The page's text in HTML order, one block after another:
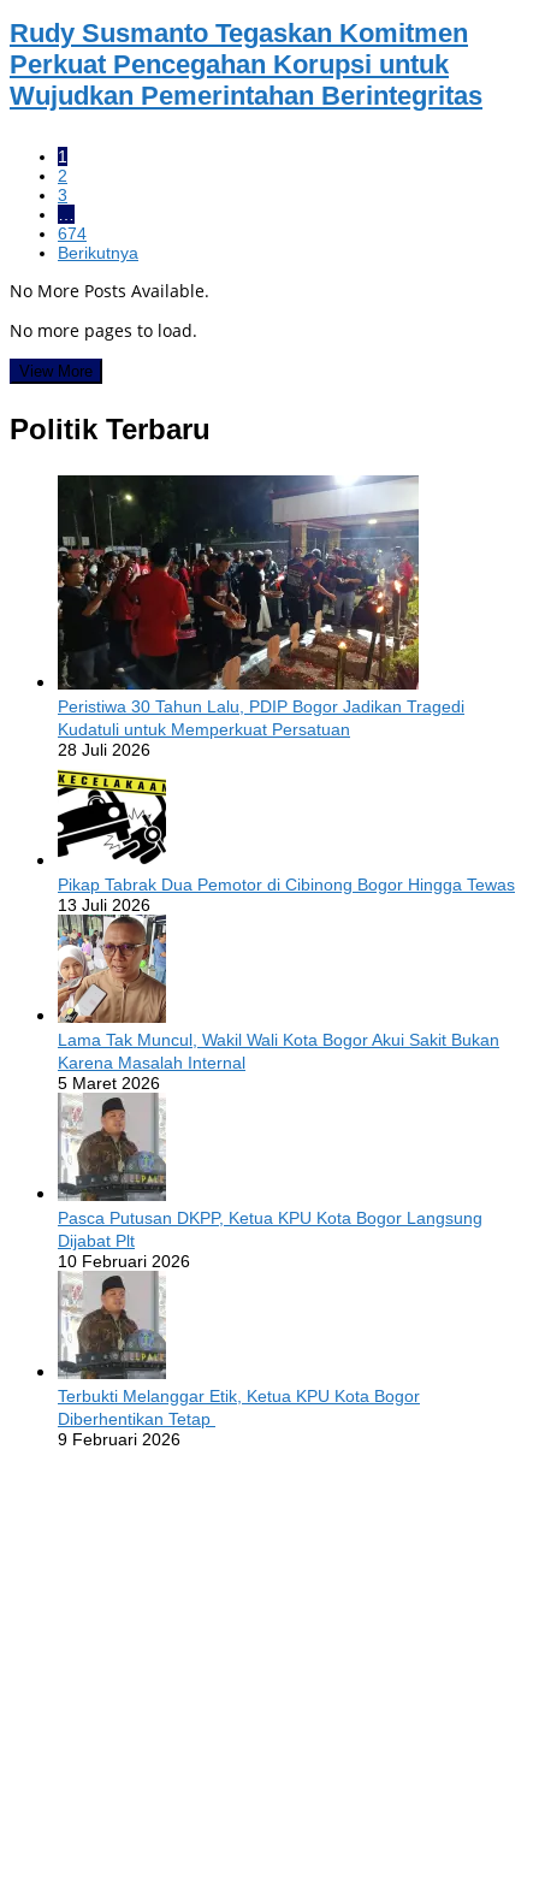
Rudy Susmanto Tegaskan Komitmen
Perkuat Pencegahan Korupsi untuk
Wujudkan Pemerintahan Berintegritas
1
2
3
…
674
Berikutnya
No More Posts Available.
No more pages to load.
View More
Politik Terbaru
Peristiwa 30 Tahun Lalu, PDIP Bogor Jadikan Tragedi
Kudatuli untuk Memperkuat Persatuan
28 Juli 2026
Pikap Tabrak Dua Pemotor di Cibinong Bogor Hingga Tewas
13 Juli 2026
Lama Tak Muncul, Wakil Wali Kota Bogor Akui Sakit Bukan
Karena Masalah Internal
5 Maret 2026
Pasca Putusan DKPP, Ketua KPU Kota Bogor Langsung
Dijabat Plt
10 Februari 2026
Terbukti Melanggar Etik, Ketua KPU Kota Bogor
Diberhentikan Tetap
9 Februari 2026